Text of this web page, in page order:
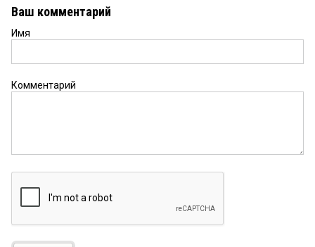
Ваш комментарий
Имя
Комментарий